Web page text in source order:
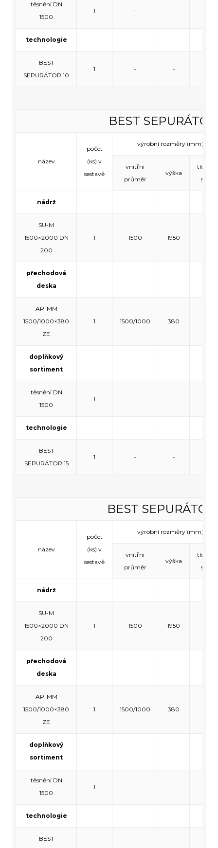
těsnění DN
1500
1 - -
technologie
BEST
SEPURÁTOR 10
1 - -
BEST
název
počet
(ks) v
sestavě
výrobní rozměry (mm)
vnitřní
průměr
výška
stěny
nádrž
SU-M
1500×2000 DN
200
1 1500 1950
přechodová
deska
AP-MM
1500/1000×380
ZE
1 1500/1000 380
doplňkový
sortiment
těsnění DN
1500
1 - -
technologie
BEST
SEPURÁTOR 15
1 - -
BEST
název
počet
(ks) v
sestavě
výrobní rozměry (mm)
vnitřní
průměr
výška
stěny
nádrž
SU-M
1500×2000 DN
200
1 1500 1950
přechodová
deska
AP-MM
1500/1000×380
ZE
1 1500/1000 380
doplňkový
sortiment
těsnění DN
1500
1 - -
technologie
BEST